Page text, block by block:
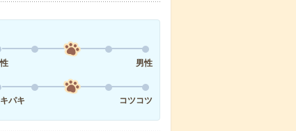
男性
パキ
コツコツ